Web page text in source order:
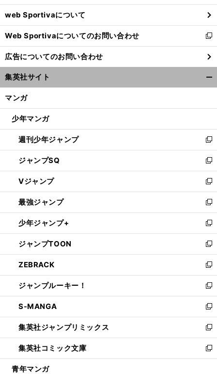
ウ
で
開
く
web Sportivaについて
Web Sportivaについてのお問い合わせ
新
し
い
ウ
ィ
ン
ウ
開
く
広告についてのお問い合わせ
集英社サイト
マンガ
少年マンガ
週刊少年ジャンプ
新
し
い
ウ
ィ
ン
ド
ウ
で
開
く
ジャンプSQ
新
し
い
ウ
ィ
ン
ド
ウ
で
開
く
Vジャンプ
新
し
い
ウ
ィ
ン
ド
ウ
で
開
く
最強ジャンプ
新
し
い
ウ
ィ
ン
ド
ウ
で
開
く
少年ジャンプ+
新
し
い
ウ
ィ
ン
ド
ウ
で
開
く
ジャンプTOON
新
し
い
ウ
ィ
ン
ド
ウ
で
開
く
ZEBRACK
新
し
い
ウ
ィ
ン
ド
ウ
で
開
ジャンプルーキー！
新
し
い
ウ
ィ
ン
ド
ウ
S-MANGA
新
し
い
ウ
ィ
ン
集英社ジャンプリミックス
新
し
い
ウ
集英社コミック文庫
新
し
青年マンガ